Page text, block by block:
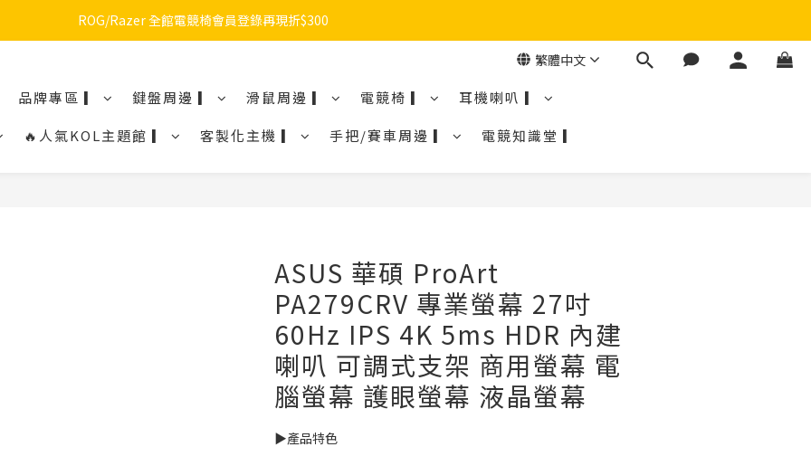
🔥品牌限定滿額折🔥ROG周邊滿1500折100 / 2500折200 / 3000折300
ROG/Razer 全館電競椅會員登錄再現折$300
繁體中文
品牌專區 ▎ 鍵盤周邊 ▎ 滑鼠周邊 ▎ 電競椅 ▎
耳機喇叭 ▎
🔥人氣KOL主題館 ▎
客製化主機 ▎ 手把/賽車周邊 ▎ 電競知識堂 ▎
ASUS 華碩 ProArt
PA279CRV 專業螢幕 27吋
60Hz IPS 4K 5ms HDR 內建
喇叭 可調式支架 商用螢幕 電
腦螢幕 護眼螢幕 液晶螢幕
▶️產品特色